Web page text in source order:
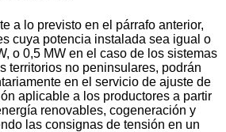
a lo previsto en el párrafo anterior,
cuya potencia instalada sea igual o
o 0,5 MW en el caso de los sistemas
territorios no peninsulares, podrán
en el servicio de ajuste de
aplicable a los productores a partir
renovables, cogeneración y
las consignas de tensión en un